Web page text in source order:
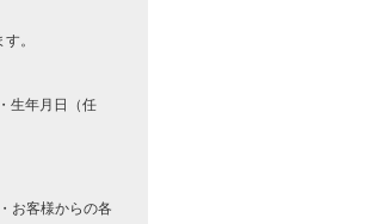
。
生年月日（任
お客様からの各